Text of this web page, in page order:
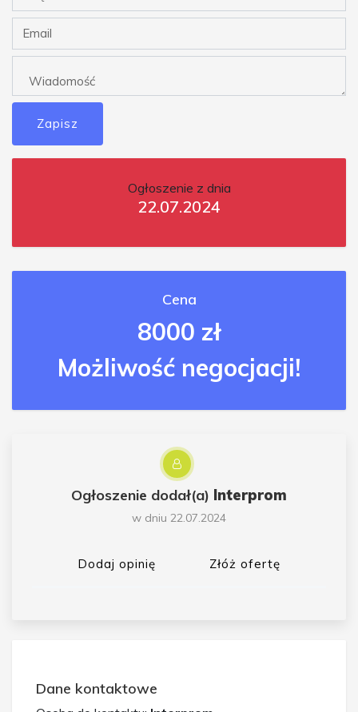
Zapisz
Ogłoszenie z dnia
22.07.2024
Cena
8000 zł
Możliwość negocjacji!
Ogłoszenie dodał(a) Interprom
w dniu 22.07.2024
Dodaj opinię Złóż ofertę
Dane kontaktowe